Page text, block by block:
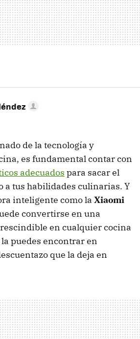
de la tecnología y
es fundamental contar con
adecuados para sacar el
a tus habilidades culinarias. Y
inteligente como la Xiaomi
convertirse en una
en cualquier cocina
puedes encontrar en
que la deja en